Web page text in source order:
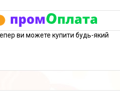
ви можете купити будь-який